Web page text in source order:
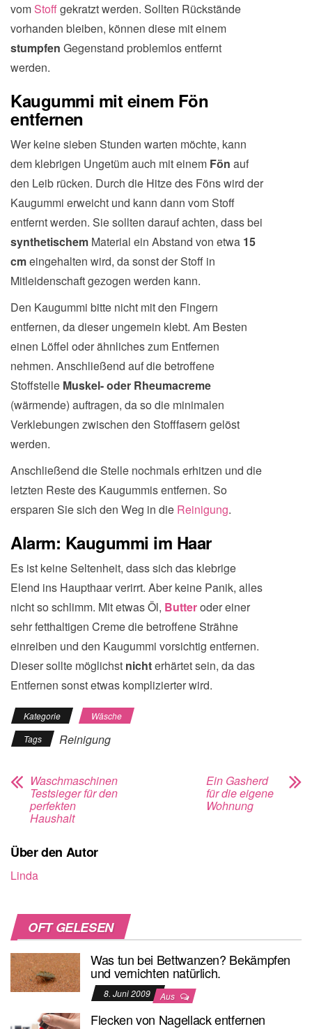
vomStoffgekratzt werden. Sollten Rückstände
vorhanden bleiben, können diese mit einem
stumpfen Gegenstand problemlos entfernt
werden.
Kaugummi mit einem Fön
entfernen
Wer keine sieben Stunden warten möchte, kann
dem klebrigen Ungetüm auch mit einem Fön auf
den Leib rücken. Durch die Hitze des Föns wird der
Kaugummi erweicht und kann dann vom Stoff
entfernt werden. Sie sollten darauf achten, dass bei
synthetischem Material ein Abstand von etwa 15
cmeingehalten wird, da sonst der Stoff in
Mitleidenschaft gezogen werden kann.
Den Kaugummi bitte nicht mit den Fingern
entfernen, da dieser ungemein klebt. Am Besten
einen Löffel oder ähnliches zum Entfernen
nehmen. Anschließend auf die betroffene
Stoffstelle Muskel- oder Rheumacreme
(wärmende) auftragen, da so die minimalen
Verklebungen zwischen den Stofffasern gelöst
werden.
Anschließend die Stelle nochmals erhitzen und die
letzten Reste des Kaugummis entfernen. So
ersparen Sie sich den Weg in die Reinigung.
Alarm: Kaugummi im Haar
Es ist keine Seltenheit, dass sich das klebrige
Elend ins Haupthaar verirrt. Aber keine Panik, alles
nicht so schlimm. Mit etwas Öl, Butteroder einer
sehr fetthaltigen Creme die betroffene Strähne
einreiben und den Kaugummi vorsichtig entfernen.
Dieser sollte möglichst nichterhärtet sein, da das
Entfernen sonst etwas komplizierter wird.
Kategorie
Wäsche
Tags
Reinigung
Waschmaschinen
Testsieger für den
perfekten
Haushalt
Ein Gasherd
für die eigene
Wohnung
Über den Autor
Linda
OFT GELESEN
Was tun bei Bettwanzen? Bekämpfen
und vernichten natürlich.
8. Juni 2009 Aus
Flecken von Nagellack entfernen